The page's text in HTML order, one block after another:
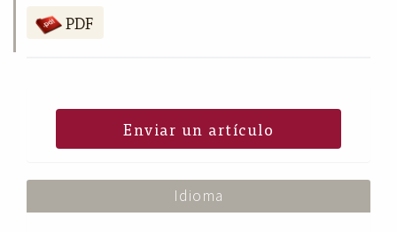
PDF
Enviar un artículo
Idioma